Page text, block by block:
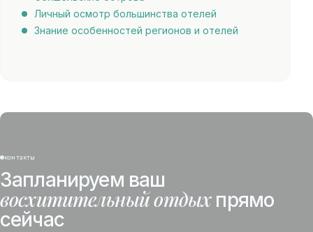
Личный осмотр большинства отелей
Знание особенностей регионов и отелей
контакты
Запланируем ваш
восхитительный отдыхпрямо
сейчас